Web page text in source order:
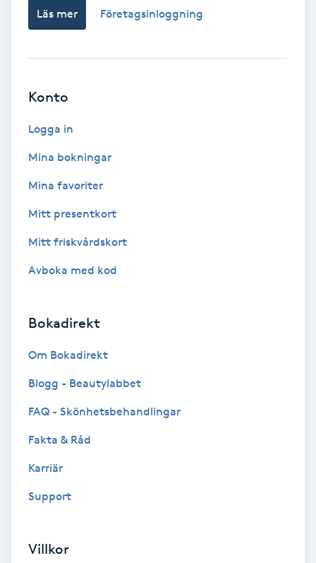
Face framing
Fibromassage
Fotmassage
Fransar
Fransfärgning
Fransförlängning
Fransförlängning Megavolym
Läs mer Företagsinloggning
Konto
Logga in
Mina bokningar
Mina favoriter
Mitt presentkort
Mitt friskvårdskort
Avboka med kod
Bokadirekt
Om Bokadirekt
Blogg - Beautylabbet
FAQ - Skönhetsbehandlingar
Fakta & Råd
Karriär
Support
Villkor